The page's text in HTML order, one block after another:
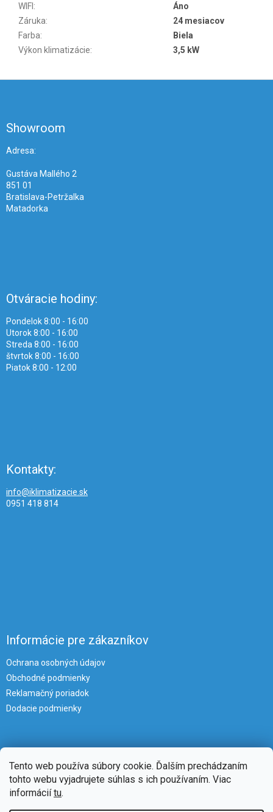
Tento web používa súbory cookie. Ďalším prechádzaním
tohto webu vyjadrujete súhlas s ich používaním. Viac
informáciítu.
WIFI :
Áno
Záruka:
24 mesiacov
Farba:
Biela
Výkon klimatizácie: 3,5 kW
Showroom
Adresa:
Gustáva Mallého 2
851 01
Bratislava-Petržalka
Matadorka
Otváracie hodiny:
Pondelok 8:00 - 16:00
Utorok 8:00 - 16:00
Streda 8:00 - 16:00
štvrtok 8:00 - 16:00
Piatok 8:00 - 12:00
Kontakty:
info@iklimatizacie.sk
0951 418 814
Informácie pre zákazníkov
Ochrana osobných údajov
Obchodné podmienky
Reklamačný poriadok
Dodacie podmienky